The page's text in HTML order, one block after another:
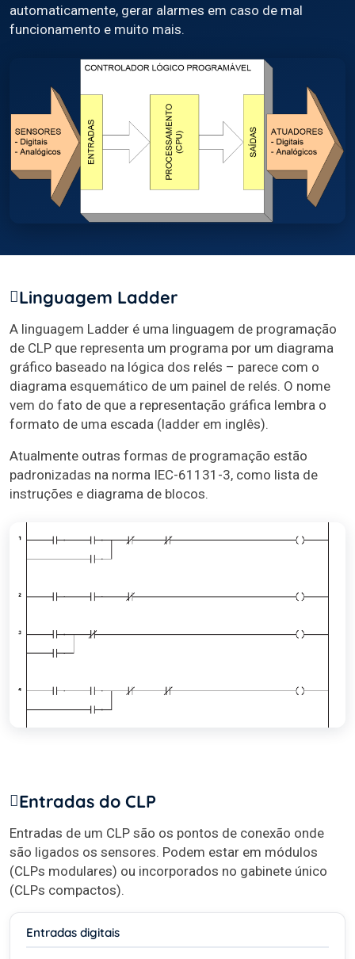
automaticamente, gerar alarmes em caso de mal
funcionamento e muito mais.
Linguagem Ladder
A linguagem Ladder é uma linguagem de programação
de CLP que representa um programa por um diagrama
gráfico baseado na lógica dos relés – parece com o
diagrama esquemático de um painel de relés. O nome
vem do fato de que a representação gráfica lembra o
formato de uma escada (ladder em inglês).
Atualmente outras formas de programação estão
padronizadas na norma IEC-61131-3, como lista de
instruções e diagrama de blocos.
Entradas do CLP
Entradas de um CLP são os pontos de conexão onde
são ligados os sensores. Podem estar em módulos
(CLPs modulares) ou incorporados no gabinete único
(CLPs compactos).
Entradas digitais